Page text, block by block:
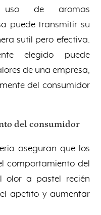
uso de aromas
puede transmitir su
sutil pero efectiva.
elegido puede
de una empresa,
del consumidor
del consumidor
aseguran que los
comportamiento del
olor a pastel recién
apetito y aumentar